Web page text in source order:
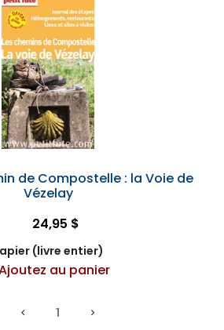
de Compostelle : la Voie de
Vézelay
24,95 $
(livre entier)
au panier
1